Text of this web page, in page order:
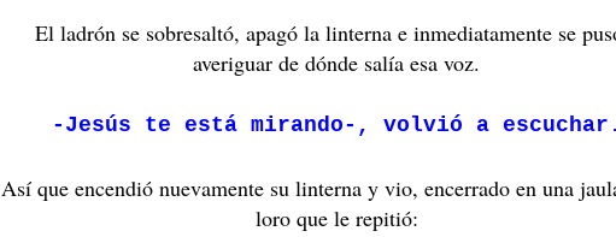
El ladrón se sobresaltó, apagó la linterna e inmediatamente se
averiguar de dónde salía esa voz.
-Jesús te está mirando-, volvió a escuchar.
Así que encendió nuevamente su linterna y vio, encerrado en una
loro que le repitió: